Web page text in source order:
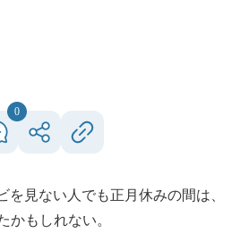
0
見ない人でも正月休みの間は、
かもしれない。